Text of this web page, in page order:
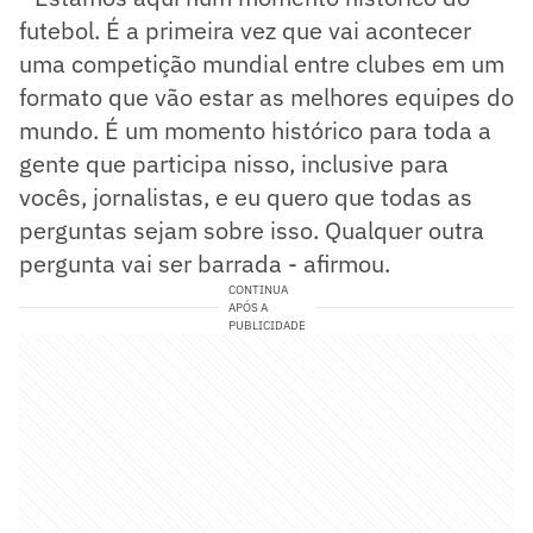
futebol. É a primeira vez que vai acontecer
uma competição mundial entre clubes em um
formato que vão estar as melhores equipes do
mundo. É um momento histórico para toda a
gente que participa nisso, inclusive para
vocês, jornalistas, e eu quero que todas as
perguntas sejam sobre isso. Qualquer outra
pergunta vai ser barrada - afirmou.
CONTINUA
APÓS A
PUBLICIDADE